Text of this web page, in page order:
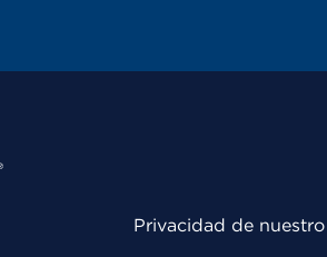
Privacidad de